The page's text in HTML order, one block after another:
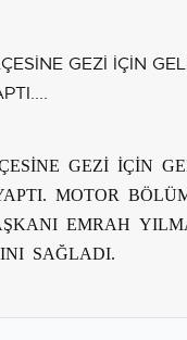
GEZİ İÇİN
MOTOR
EMRAH
SAĞLADI.